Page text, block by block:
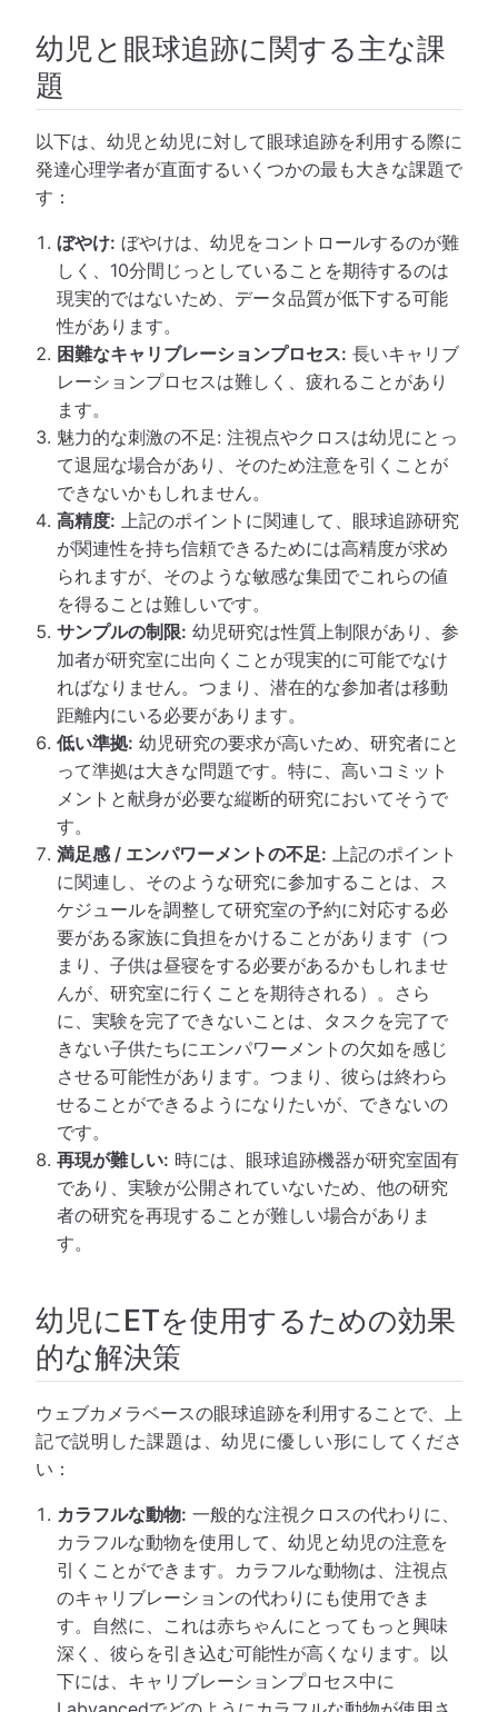
幼児と眼球追跡に関する主な課
題
以下は、幼児と幼児に対して眼球追跡を利用する際に
発達心理学者が直面するいくつかの最も大きな課題で
す：
ぼやけ: ぼやけは、幼児をコントロールするのが難
しく、10分間じっとしていることを期待するのは
現実的ではないため、データ品質が低下する可能
性があります。
困難なキャリブレーションプロセス: 長いキャリブ
レーションプロセスは難しく、疲れることがあり
ます。
魅力的な刺激の不足: 注視点やクロスは幼児にとっ
て退屈な場合があり、そのため注意を引くことが
できないかもしれません。
高精度: 上記のポイントに関連して、眼球追跡研究
が関連性を持ち信頼できるためには高精度が求め
られますが、そのような敏感な集団でこれらの値
を得ることは難しいです。
サンプルの制限: 幼児研究は性質上制限があり、参
加者が研究室に出向くことが現実的に可能でなけ
ればなりません。つまり、潜在的な参加者は移動
距離内にいる必要があります。
低い準拠: 幼児研究の要求が高いため、研究者にと
って準拠は大きな問題です。特に、高いコミット
メントと献身が必要な縦断的研究においてそうで
す。
満足感 / エンパワーメントの不足: 上記のポイント
に関連し、そのような研究に参加することは、ス
ケジュールを調整して研究室の予約に対応する必
要がある家族に負担をかけることがあります（つ
まり、子供は昼寝をする必要があるかもしれませ
んが、研究室に行くことを期待される）。さら
に、実験を完了できないことは、タスクを完了で
きない子供たちにエンパワーメントの欠如を感じ
させる可能性があります。つまり、彼らは終わら
せることができるようになりたいが、できないの
です。
再現が難しい: 時には、眼球追跡機器が研究室固有
であり、実験が公開されていないため、他の研究
者の研究を再現することが難しい場合がありま
す。
幼児にETを使用するための効果
的な解決策
ウェブカメラベースの眼球追跡を利用することで、上
記で説明した課題は、幼児に優しい形にしてくださ
い：
カラフルな動物: 一般的な注視クロスの代わりに、
カラフルな動物を使用して、幼児と幼児の注意を
引くことができます。カラフルな動物は、注視点
のキャリブレーションの代わりにも使用できま
す。自然に、これは赤ちゃんにとってもっと興味
深く、彼らを引き込む可能性が高くなります。以
下には、キャリブレーションプロセス中に